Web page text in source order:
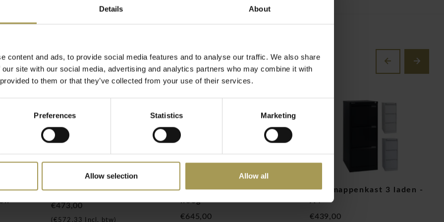
Details About
content and ads, to provide social media features and to analyse our traffic. We also share
site with our social media, advertising and analytics partners who may combine it with
to them or that they’ve collected from your use of their services.
Preferences Statistics Marketing
Allow selection Allow all
een van de grootste
wordt de naam van
technologische
van de grootste
bestaat uit
uit voorraad kunnen
een archiefkast voor
Roldeurkast 103cm
€473,00
€572,33 Incl. btw)
Metalen roldeurkast 163cm
hoog
€645,00
Hangmappenkast 3 laden -
A4
€439,00